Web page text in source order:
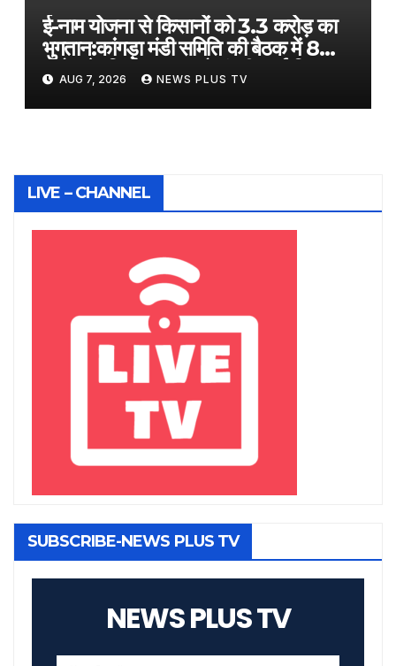
ई-नाम योजना से किसानों को 3.3 करोड़ का
भुगतान:कांगड़ा मंडी समिति की बैठक में 8
करोड़ के निर्माण बजट को मंजूरी, कई विकास
कार्यों पर मोहर
AUG 7, 2026 NEWS PLUS TV
LIVE – CHANNEL
SUBSCRIBE-NEWS PLUS TV
NEWS PLUS TV